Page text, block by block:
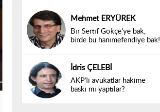
Mehmet ERYÜREK
Bir Sertif Gökçe’ye bak,
birde bu hanımefendiye bak!
İdris ÇELEBİ
AKP’li avukatlar hakime
baskı mı yaptılar?